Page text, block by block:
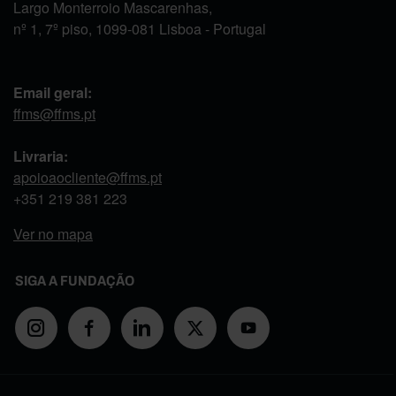
Largo Monterroio Mascarenhas,
nº 1, 7º piso, 1099-081 Lisboa - Portugal
Email geral:
ffms@ffms.pt
Livraria:
apoioaocliente@ffms.pt
+351 219 381 223
Ver no mapa
SIGA A FUNDAÇÃO